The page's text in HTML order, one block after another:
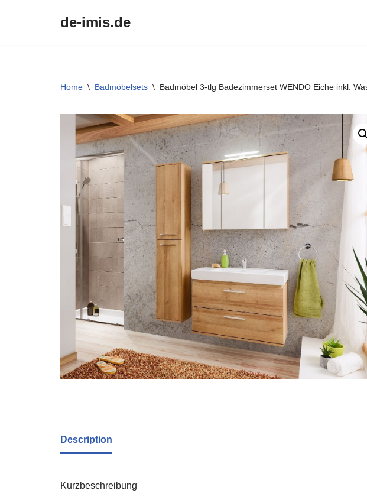
de-imis.de
Home \ Badmöbelsets \ Badmöbel 3-tlg Badezimmerset WENDO Eiche inkl.
Description
Kurzbeschreibung